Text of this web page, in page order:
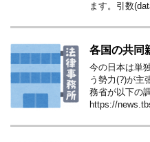
ます。引数
各国の共同
今の日本は単
う勢力(?)が主
務省が以下の
https://